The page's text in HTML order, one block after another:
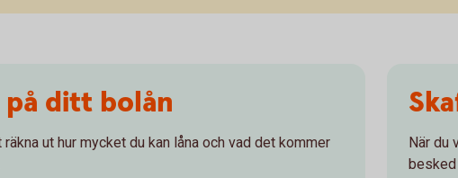
på ditt bolån
räkna ut hur mycket du kan låna och vad det kommer
När du